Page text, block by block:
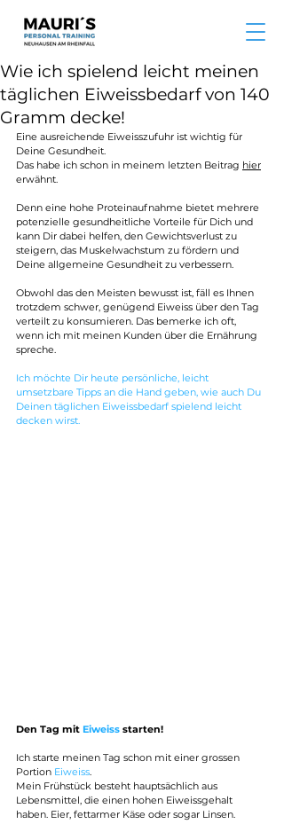
Wie ich spielend leicht meinen
täglichen Eiweissbedarf von 140
Gramm decke!
Eine ausreichende Eiweisszufuhr ist wichtig für
Deine Gesundheit.
Das habe ich schon in meinem letzten Beitrag hier
erwähnt.
Denn eine hohe Proteinaufnahme bietet mehrere
potenzielle gesundheitliche Vorteile für Dich und
kann Dir dabei helfen, den Gewichtsverlust zu
steigern, das Muskelwachstum zu fördern und
Deine allgemeine Gesundheit zu verbessern.
Obwohl das den Meisten bewusst ist, fäll es Ihnen
trotzdem schwer, genügend Eiweiss über den Tag
verteilt zu konsumieren. Das bemerke ich oft,
wenn ich mit meinen Kunden über die Ernährung
spreche.
Ich möchte Dir heute persönliche, leicht
umsetzbare Tipps an die Hand geben, wie auch Du
Deinen täglichen Eiweissbedarf spielend leicht
decken wirst.
Den Tag mit Eiweiss starten!
Ich starte meinen Tag schon mit einer grossen
Portion Eiweiss.
Mein Frühstück besteht hauptsächlich aus
Lebensmittel, die einen hohen Eiweissgehalt
haben. Eier, fettarmer Käse oder sogar Linsen.